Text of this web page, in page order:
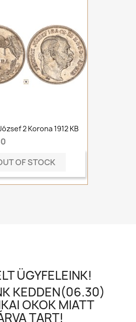
2 Korona 1912 KB
OF STOCK
ÜGYFELEINK!
KEDDEN(06.30)
OKOK MIATT
TART!